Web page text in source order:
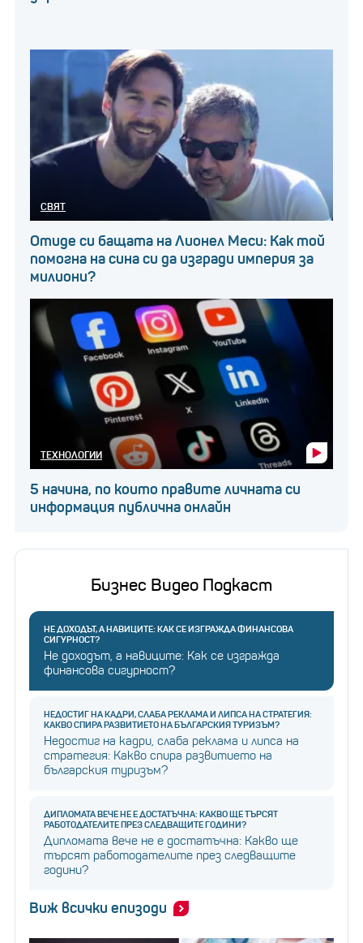
СВЯТ
Отиде си бащата на Лионел Меси: Как той
помогна на сина си да изгради империя за
милиони?
ТЕХНОЛОГИИ
5 начина, по които правите личната си
информация публична онлайн
Бизнес Видео Подкаст
НЕ ДОХОДЪТ, А НАВИЦИТЕ: КАК СЕ ИЗГРАЖДА ФИНАНСОВА
СИГУРНОСТ?
Не доходът, а навиците: Как се изгражда
финансова сигурност?
НЕДОСТИГ НА КАДРИ, СЛАБА РЕКЛАМА И ЛИПСА НА СТРАТЕГИЯ:
КАКВО СПИРА РАЗВИТИЕТО НА БЪЛГАРСКИЯ ТУРИЗЪМ?
Недостиг на кадри, слаба реклама и липса на
стратегия: Какво спира развитието на
българския туризъм?
ДИПЛОМАТА ВЕЧЕ НЕ Е ДОСТАТЪЧНА: КАКВО ЩЕ ТЪРСЯТ
РАБОТОДАТЕЛИТЕ ПРЕЗ СЛЕДВАЩИТЕ ГОДИНИ?
Дипломата вече не е достатъчна: Какво ще
търсят работодателите през следващите
години?
Виж всички епизоди